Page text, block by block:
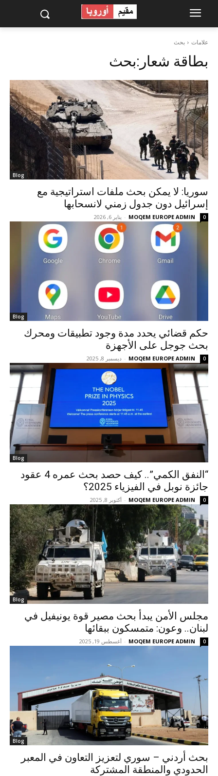
علامات بحث
بطاقة شعار:بحث
Blog
سوريا: لا يمكن بحث ملفات استراتيجية مع
إسرائيل دون جدول زمني لانسحابها
MOQEM EUROPE ADMIN
- يناير 6, 2026 0
Blog
حكم قضائي يحدد مدة وجود تطبيقات ومحرك
بحث جوجل على الأجهزة
MOQEM EUROPE ADMIN
- ديسمبر 8, 2025 0
Blog
“النفق الكمي”.. كيف حصد بحث عمره 4 عقود
جائزة نوبل في الفيزياء 2025؟
MOQEM EUROPE ADMIN
- أكتوبر 8, 2025 0
Blog
مجلس الأمن يبدأ بحث مصير قوة يونيفيل في
لبنان.. وعون: متمسكون ببقائها
MOQEM EUROPE ADMIN
- أغسطس 19, 2025 0
Blog
بحث أردني – سوري لتعزيز التعاون في المعبر
الحدودي والمنطقة المشتركة